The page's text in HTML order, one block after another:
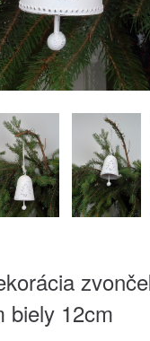
biely 12cm